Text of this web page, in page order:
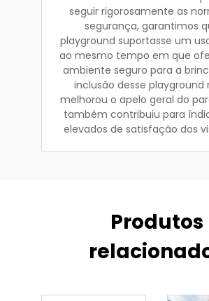
seguir rigorosamente as
segurança, garantimos
playground suportasse um
ao mesmo tempo em que
ambiente seguro para a
inclusão desse playground
melhorou o apelo geral do
também contribuiu para
elevados de satisfação dos
Produtos